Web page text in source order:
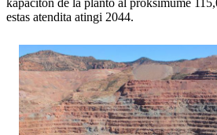
kapaciton de la planto al proksimume
estas atendita atingi 2044.